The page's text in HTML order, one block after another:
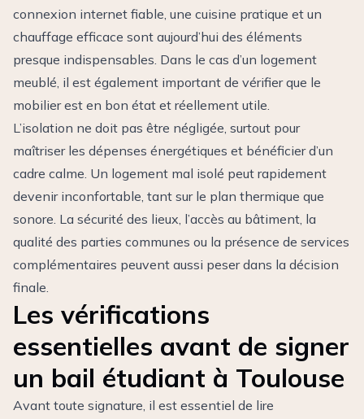
connexion internet fiable, une cuisine pratique et un
chauffage efficace sont aujourd’hui des éléments
presque indispensables. Dans le cas d’un logement
meublé, il est également important de vérifier que le
mobilier est en bon état et réellement utile.
L’isolation ne doit pas être négligée, surtout pour
maîtriser les dépenses énergétiques et bénéficier d’un
cadre calme. Un logement mal isolé peut rapidement
devenir inconfortable, tant sur le plan thermique que
sonore. La sécurité des lieux, l’accès au bâtiment, la
qualité des parties communes ou la présence de services
complémentaires peuvent aussi peser dans la décision
finale.
Les vérifications
essentielles avant de signer
un bail étudiant à Toulouse
Avant toute signature, il est essentiel de lire